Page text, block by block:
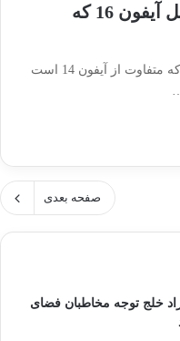
عکس های جدید گوشی موبایل آیفون 16 که
عکس های جدید گوشی موبایل آیفون 16 که متفاوت از آیفون 14 است
صفحه بعدی
خلج توجه مخاطبان فضای